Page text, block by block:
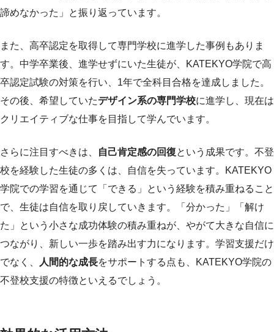
諦めなかった」と振り返っています。
また、高卒認定を取得して専門学校に進学した事例もありま
す。中学卒業後、進学せずにいた生徒が、KATEKYO学院で高
卒認定試験の対策を行い、1年で全科目合格を達成しました。
その後、希望していたデザイン系の専門学校に進学し、現在は
クリエイティブな仕事を目指して学んでいます。
さらに注目すべきは、 自己肯定感の回復という成果です。不登
校を経験した生徒の多くは、自信を失っています。KATEKYO
学院での学習を通じて「できる」という経験を積み重ねること
で、生徒は自信を取り戻していきます。「分かった」「解け
た」という小さな成功体験の積み重ねが、やがて大きな自信に
つながり、新しい一歩を踏み出す力になります。学習支援だけ
でなく、
人間的な成長をサポートする点も、KATEKYO学院の
不登校支援の特徴といえるでしょう。